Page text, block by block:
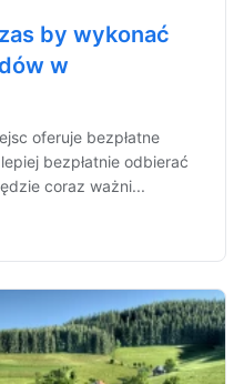
by wykonać
w
oferuje bezpłatne
bezpłatnie odbierać
coraz ważni...